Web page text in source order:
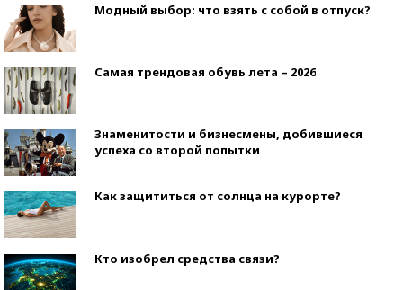
Модный выбор: что взять с собой в отпуск?
Самая трендовая обувь лета – 2026
Знаменитости и бизнесмены, добившиеся
успеха со второй попытки
Как защититься от солнца на курорте?
Кто изобрел средства связи?